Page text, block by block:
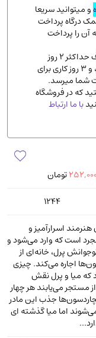
و میتوانید سریعا
درگاه پرداخت
آن را پرداخت
کتاب های سفارشی ظرف حداکثر 2 روز
کاری برای پست پیشتاز، و 3 روز کاری برای
شما میرسد.
که در فروشگاه
با ما ارتباط
252,000تومان
1244
هنرمند اسرارآمیز و
است که وارد می‌شود و
پرل، خانه‌ای از
اجاره می‌کند. چیزی
که میا و پرل نقش
مستجر می‌یابند هر چهار
جذب این مادر
اما میا گذشته ای